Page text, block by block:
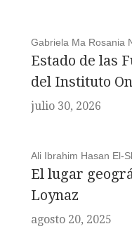
Gabriela Ma Rosania
Estado de las
del Instituto
julio 30, 2026
Ali Ibrahim Hasan El-
El lugar
Loynaz
agosto 20, 2025